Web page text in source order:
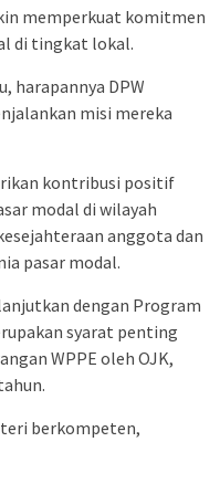
memperkuat komitmen
di tingkat lokal.
harapannya DPW
misi mereka
kontribusi positif
modal di wilayah
anggota dan
pasar modal.
dengan Program
syarat penting
WPPE oleh OJK,
berkompeten,